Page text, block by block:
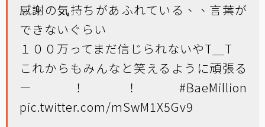
感謝の気持ちがあふれている、、言葉が
できないぐらい
１００万ってまだ信じられないやT＿T
これからもみんなと笑えるように頑張る
ー！！ #BaeMillion
pic.twitter.com/mSwM1X5Gv9